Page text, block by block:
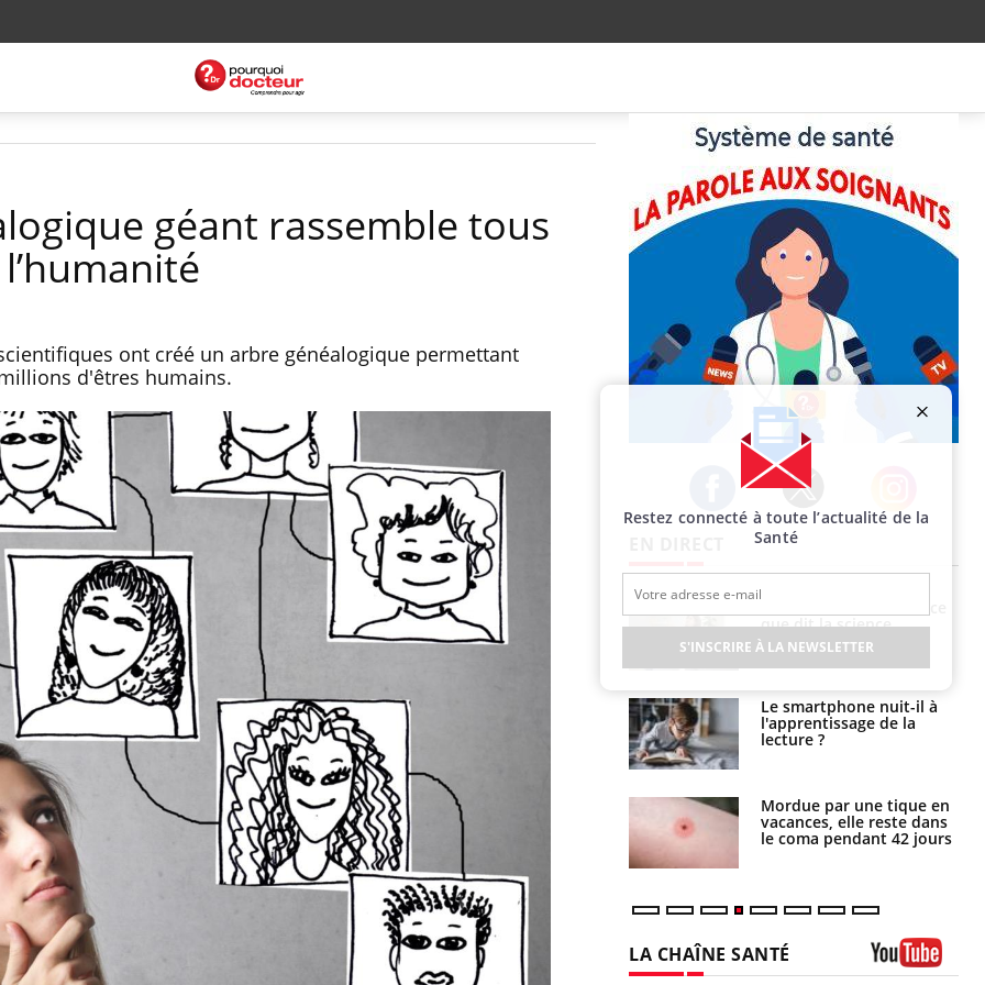
géant rassemble tous
ont créé un arbre généalogique permettant
d'êtres humains.
Facebook Twitter Instagram
Fortes chaleurs :
pourquoi le risque de
noyade grimpe-t-il ?
Le Viagra pourrait-il
freiner la propagation du
cancer ?
Pourquoi manger moins
de protéines pourrait
finalement être bénéfique
que dit la science
Le smartphone nuit-il à
l'apprentissage de la
lecture ?
Mordue par une tique en
vacances, elle reste dans
le coma pendant 42 jours
barracuda, une petite fille
secourue grâce à un
réflexe essentiel
Légionellose en Suisse :
quelle est l’origine de la
contamination ?
Allergies alimentaires :
une nouvelle arme contre
les réactions sévères
LA CHAÎNE SANTÉ
Restez connecté à toute l’actualité de la
Santé
S'INSCRIRE À LA NEWSLETTER